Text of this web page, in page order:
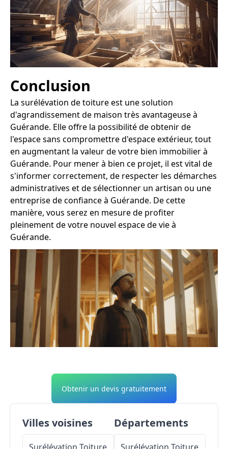
Conclusion
La surélévation de toiture est une solution
d'agrandissement de maison très avantageuse à
Guérande. Elle offre la possibilité de obtenir de
l'espace sans compromettre d'espace extérieur, tout
en augmentant la valeur de votre bien immobilier à
Guérande. Pour mener à bien ce projet, il est vital de
s'informer correctement, de respecter les démarches
administratives et de sélectionner un artisan ou une
entreprise de confiance à Guérande. De cette
manière, vous serez en mesure de profiter
pleinement de votre nouvel espace de vie à
Guérande.
Obtenir un devis gratuitement
Villes voisines Départements